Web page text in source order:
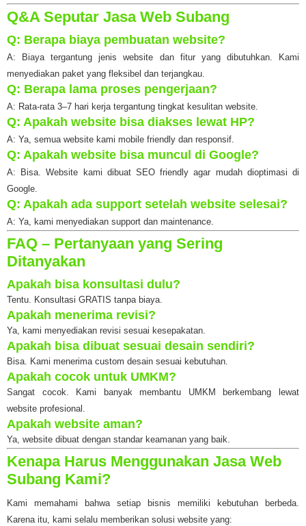
Q&A Seputar Jasa Web Subang
Q: Berapa biaya pembuatan website?
A: Biaya tergantung jenis website dan fitur yang dibutuhkan. Kami
menyediakan paket yang fleksibel dan terjangkau.
Q: Berapa lama proses pengerjaan?
A: Rata-rata 3–7 hari kerja tergantung tingkat kesulitan website.
Q: Apakah website bisa diakses lewat HP?
A: Ya, semua website kami mobile friendly dan responsif.
Q: Apakah website bisa muncul di Google?
A: Bisa. Website kami dibuat SEO friendly agar mudah dioptimasi di
Google.
Q: Apakah ada support setelah website selesai?
A: Ya, kami menyediakan support dan maintenance.
FAQ – Pertanyaan yang Sering
Ditanyakan
Apakah bisa konsultasi dulu?
Tentu. Konsultasi GRATIS tanpa biaya.
Apakah menerima revisi?
Ya, kami menyediakan revisi sesuai kesepakatan.
Apakah bisa dibuat sesuai desain sendiri?
Bisa. Kami menerima custom desain sesuai kebutuhan.
Apakah cocok untuk UMKM?
Sangat cocok. Kami banyak membantu UMKM berkembang lewat
website profesional.
Apakah website aman?
Ya, website dibuat dengan standar keamanan yang baik.
Kenapa Harus Menggunakan Jasa Web
Subang Kami?
Kami memahami bahwa setiap bisnis memiliki kebutuhan berbeda.
Karena itu, kami selalu memberikan solusi website yang: